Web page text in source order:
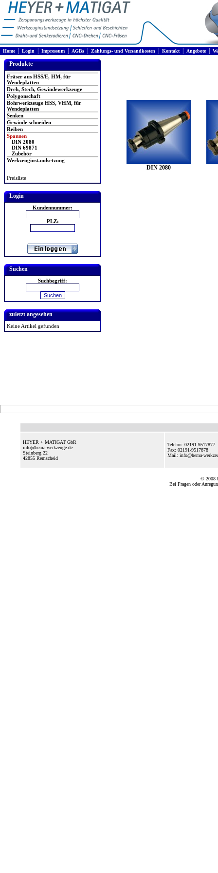
Home| Login Impressum AGBs Zahlungs- und Versandkosten Kontakt| Angebote|
Produkte
Fräser aus HSS/E, HM, für
Wendeplatten
Dreh, Stech, Gewindewerkzeuge
Polygonschaft
Bohrwerkzeuge HSS, VHM, für
Wendeplatten
Senken
Gewinde schneiden
Reiben
Spannen
DIN 2080
DIN 69871
Zubehör
Werkzeuginstandsetzung
Preisliste
Login
Kundennummer:
PLZ:
Suchen
Suchbegriff:
zuletzt angesehen
Keine Artikel gefunden
DIN 2080
HEYER + MATIGAT GbR
info@hema-werkzeuge.de
Steinberg 22
42855 Remscheid
Telefon: 02191-9517877
Fax: 02191-9517878
Mail: info@hema-
© 2008
Bei Fragen oder